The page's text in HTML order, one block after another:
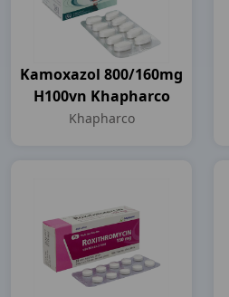
Kamoxazol 800/160mg
H100vn Khapharco
Khapharco